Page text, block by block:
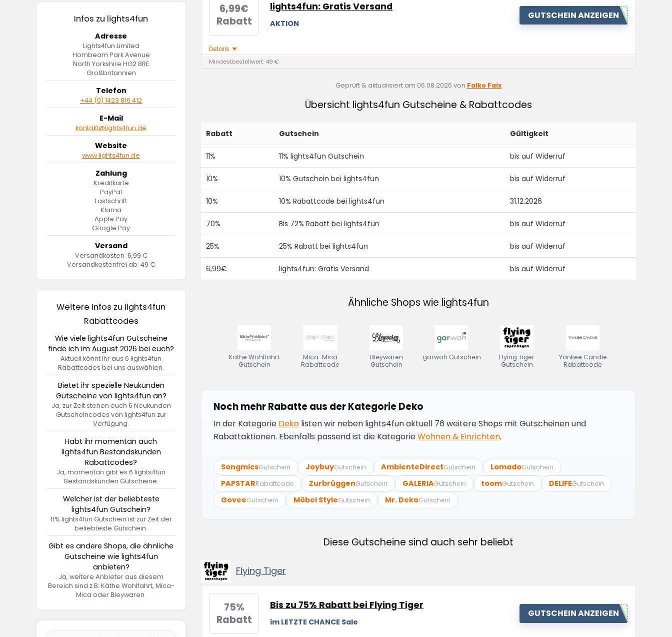
6,99€
Rabatt
lights4fun: Gratis Versand
AKTION
GUTSCHEIN ANZEIGEN
Details
Mindestbestellwert: 49 €
Geprüft & aktualisiert am 06.08.2026 von Falko Faix
Übersicht lights4fun Gutscheine & Rabattcodes
Rabatt Gutschein Gültigkeit
11% 11% lights4fun Gutschein bis auf Widerruf
10% 10% Gutschein bei lights4fun bis auf Widerruf
10% 10% Rabattcode bei lights4fun 31.12.2026
70% Bis 72% Rabatt bei lights4fun bis auf Widerruf
25% 25% Rabatt bei lights4fun bis auf Widerruf
6,99€ lights4fun: Gratis Versand bis auf Widerruf
Ähnliche Shops wie lights4fun
Käthe Wohlfahrt
Gutschein
Mica-Mica
Rabattcode
Bleywaren
Gutschein
garwoh Gutschein
Flying Tiger
Gutschein
Yankee Candle
Rabattcode
Noch mehr Rabatte aus der Kategorie Deko
In der Kategorie Deko listen wir neben lights4fun aktuell 76 weitere Shops mit Gutscheinen und
Rabattaktionen. Ebenfalls passend ist die KategorieWohnen & Einrichten.
SongmicsGutschein JoybuyGutschein AmbienteDirectGutschein LomadoGutschein
PAPSTARRabattcode ZurbrüggenGutschein GALERIAGutschein toomGutschein DELIFEGutschein
GoveeGutschein Möbel StyleGutschein Mr. DekoGutschein
Diese Gutscheine sind auch sehr beliebt
Flying Tiger
75%
Rabatt
Bis zu 75% Rabatt bei Flying Tiger
im LETZTE CHANCE Sale
GUTSCHEIN ANZEIGEN
Infos zu lights4fun
Adresse
Lights4fun Limited
Hornbeam Park Avenue
North Yorkshire HG2 8RE
Großbritannien
Telefon
+44 (0) 1423 816 412
E-Mail
kontakt@lights4fun.de
Website
www.lights4fun.de
Zahlung
Kreditkarte
PayPal
Lastschrift
Klarna
Apple Pay
Google Pay
Versand
Versandkosten: 6,99 €
Versandkostenfrei ab: 49 €
Weitere Infos zu lights4fun
Rabattcodes
Wie viele lights4fun Gutscheine
finde ich im August 2026 bei euch?
Aktuell könnt Ihr aus 6 lights4fun
Rabattcodes bei uns auswählen.
Bietet ihr spezielle Neukunden
Gutscheine von lights4fun an?
Ja, zur Zeit stehen euch 6 Neukunden
Gutscheincodes von lights4fun zur
Verfügung.
Habt ihr momentan auch
lights4fun Bestandskunden
Rabattcodes?
Ja, momentan gibt es 6 lights4fun
Bestandskunden Gutscheine.
Welcher ist der beliebteste
lights4fun Gutschein?
11% lights4fun Gutschein ist zur Zeit der
beliebteste Gutschein.
Gibt es andere Shops, die ähnliche
Gutscheine wie lights4fun
anbieten?
Ja, weitere Anbieter aus diesem
Bereich sind z.B. Käthe Wohlfahrt, Mica-
Mica oder Bleywaren.